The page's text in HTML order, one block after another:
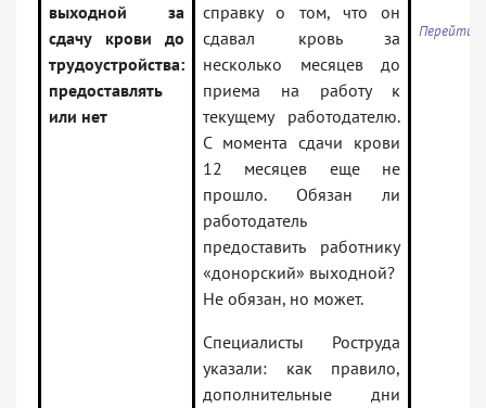
выходной за
сдачу крови до
трудоустройства:
предоставлять
или нет
справку о том, что он
сдавал кровь за
несколько месяцев до
приема на работу к
текущему работодателю.
С момента сдачи крови
12 месяцев еще не
прошло. Обязан ли
работодатель
предоставить работнику
«донорский» выходной?
Не обязан, но может.
Специалисты Роструда
указали: как правило,
дополнительные дни
Перейти